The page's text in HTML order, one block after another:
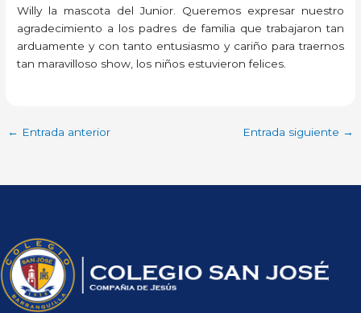
Willy la mascota del Junior. Queremos expresar nuestro
agradecimiento a los padres de familia que trabajaron tan
arduamente y con tanto entusiasmo y cariño para traernos
tan maravilloso show, los niños estuvieron felices.
← Entrada anterior Entrada siguiente →